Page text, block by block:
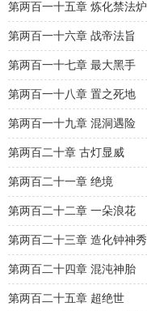
第两百一十五章 炼化禁法炉
第两百一十六章 战帝法旨
第两百一十七章 最大黑手
第两百一十八章 置之死地
第两百一十九章 混洞遇险
第两百二十章 古灯显威
第两百二十一章 绝境
第两百二十二章 一朵浪花
第两百二十三章 造化钟神秀
第两百二十四章 混沌神胎
第两百二十五章 超绝世